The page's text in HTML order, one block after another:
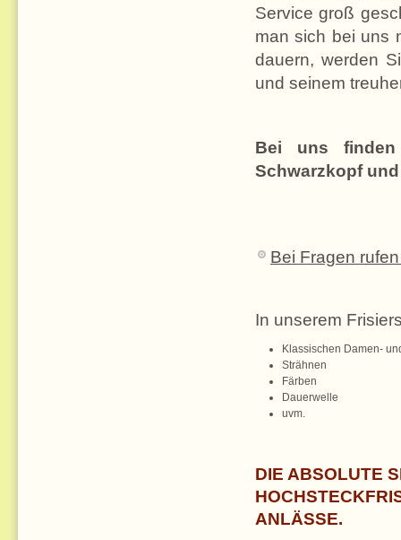
Service groß
man sich bei uns
dauern, werden
und seinem
Bei uns finden
Schwarzkopf und
Bei Fragen
In unserem
Klassischen Damen-
Strähnen
Färben
Dauerwelle
uvm.
DIE ABSOLUTE
ANLÄSSE.